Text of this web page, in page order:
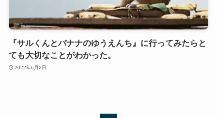
『サルくんとバナナのゆうえんち』に行ってみたらと
ても大切なことがわかった。
2022年6月2日